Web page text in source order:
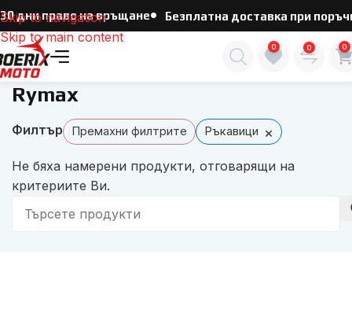
Skip to navigation
Skip to main content
30 дни право на връщане Безплатна доставка при
0 0 0
Начало
Rymax
Филтър Премахни филтрите Ръкавици ×
Не бяха намерени продукти, отговарящи на
критериите Ви.